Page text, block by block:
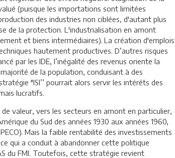
(puisque les importations sont limitées
des industries non ciblées, d'autant plus
de la protection. L'industrialisation en amont
et biens intermédiaires). La création d'emplois
hautement productives. D’autres risques
par les IDE, l’inégalité des revenus oriente la
de la population, conduisant à des
"ISI’’ pourrait alors servir les intérêts des
lucratifs.
valeur, vers les secteurs en amont en particulier,
du Sud des années 1930 aux années 1960,
Mais la faible rentabilité des investissements
qui a conduit à abandonner cette politique
du FMI. Toutefois, cette stratégie revient